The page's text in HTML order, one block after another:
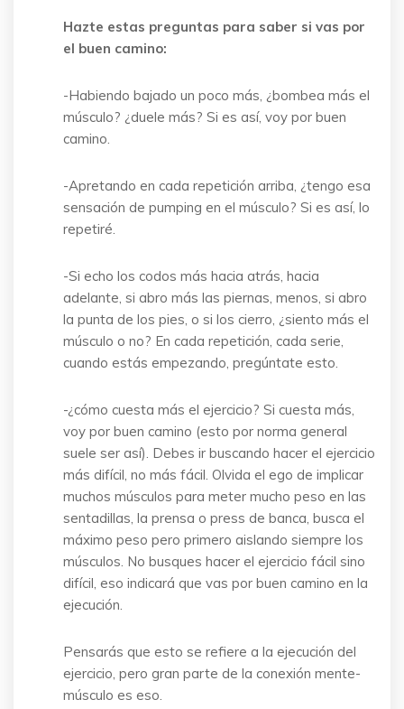
Hazte estas preguntas para saber si vas por
el buen camino:
-Habiendo bajado un poco más, ¿bombea más el
músculo? ¿duele más? Si es así, voy por buen
camino.
-Apretando en cada repetición arriba, ¿tengo esa
sensación de pumping en el músculo? Si es así, lo
repetiré.
-Si echo los codos más hacia atrás, hacia
adelante, si abro más las piernas, menos, si abro
la punta de los pies, o si los cierro, ¿siento más el
músculo o no? En cada repetición, cada serie,
cuando estás empezando, pregúntate esto.
-¿cómo cuesta más el ejercicio? Si cuesta más,
voy por buen camino (esto por norma general
suele ser así). Debes ir buscando hacer el ejercicio
más difícil, no más fácil. Olvida el ego de implicar
muchos músculos para meter mucho peso en las
sentadillas, la prensa o press de banca, busca el
máximo peso pero primero aislando siempre los
músculos. No busques hacer el ejercicio fácil sino
difícil, eso indicará que vas por buen camino en la
ejecución.
Pensarás que esto se refiere a la ejecución del
ejercicio, pero gran parte de la conexión mente-
músculo es eso.